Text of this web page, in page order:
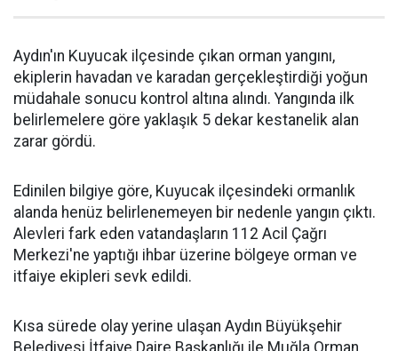
Aydın'ın Kuyucak ilçesinde çıkan orman yangını,
ekiplerin havadan ve karadan gerçekleştirdiği yoğun
müdahale sonucu kontrol altına alındı. Yangında ilk
belirlemelere göre yaklaşık 5 dekar kestanelik alan
zarar gördü.
Edinilen bilgiye göre, Kuyucak ilçesindeki ormanlık
alanda henüz belirlenemeyen bir nedenle yangın çıktı.
Alevleri fark eden vatandaşların 112 Acil Çağrı
Merkezi'ne yaptığı ihbar üzerine bölgeye orman ve
itfaiye ekipleri sevk edildi.
Kısa sürede olay yerine ulaşan Aydın Büyükşehir